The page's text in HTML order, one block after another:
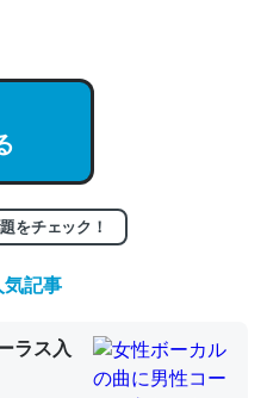
な良記事。/続編来た
entry/2023/03/27
（１） - conceptualization
の伏線」は回収されないけ
量。進化すればするほど分
をチェック！
気記事
ラス入